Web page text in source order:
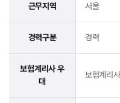
근무지역 서울
경력구분 경력
보험계리사 우
대
보험계리